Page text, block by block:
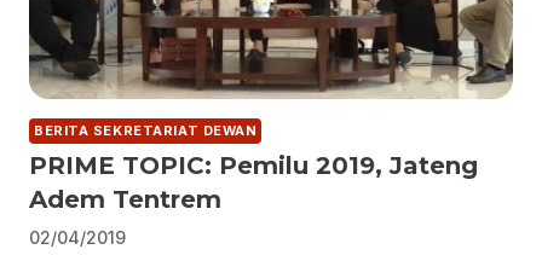
BERITA SEKRETARIAT DEWAN
PRIME TOPIC: Pemilu 2019, Jateng
Adem Tentrem
02/04/2019